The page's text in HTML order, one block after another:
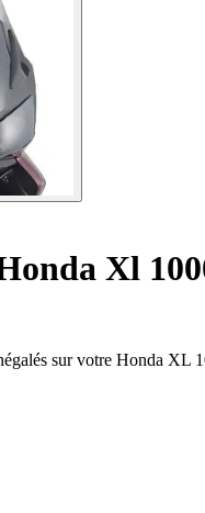
Xl
sur votre Honda XL